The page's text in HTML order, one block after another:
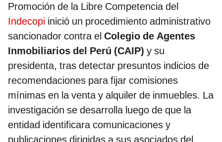
Promoción de la Libre Competencia del
Indecopi inició un procedimiento administrativo
sancionador contra el Colegio de Agentes
Inmobiliarios del Perú (CAIP) y su
presidenta, tras detectar presuntos indicios de
recomendaciones para fijar comisiones
mínimas en la venta y alquiler de inmuebles. La
investigación se desarrolla luego de que la
entidad identificara comunicaciones y
publicaciones dirigidas a sus asociados del